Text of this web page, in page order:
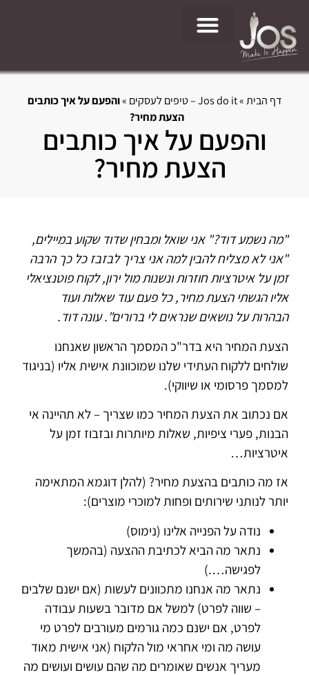
דף הבית»Jos do it – טיפים לעסקים »והפעם על איך כותבים
הצעת מחיר?
והפעם על איך כותבים
הצעת מחיר?
"מה נשמע דוד?" אני שואל ומבחין שדוד שקוע במיילים,
"אני לא מצליח להבין למה אני צריך לבזבז כל כך הרבה
זמן על איטרציות חוזרות ונשנות מול ירון, לקוח פוטנציאלי
אליו הגשתי הצעת מחיר, כל פעם עוד שאלות ועוד
הבהרות על נושאים שנראים לי ברורים". עונה דוד.
הצעת המחיר היא בדר"כ המסמך הראשון שאנחנו
שולחים ללקוח העתידי שלנו שמוכוונת אישית אליו (בניגוד
למסמך פרסומי או שיווקי).
אם נכתוב את הצעת המחיר כמו שצריך – לא תהיינה אי
הבנות, פערי ציפיות, שאלות מיותרות ובזבוז זמן על
איטרציות…
אז מה כותבים בהצעת מחיר? (להלן דוגמא המתאימה
יותר לנותני שירותים ופחות למוכרי מוצרים):
נודה על הפנייה אלינו (נימוס)
נתאר מה הביא לכתיבת ההצעה (בהמשך
לפגישה….)
נתאר מה אנחנו מתכוונים לעשות (אם ישנם שלבים
– שווה לפרט) למשל אם מדובר בשעות עבודה
לפרט, אם ישנם כמה גורמים מעורבים לפרט מי
עושה מה ומי אחראי מול הלקוח (אני אישית מאוד
מעריך אנשים שאומרים מה שהם עושים ועושים מה